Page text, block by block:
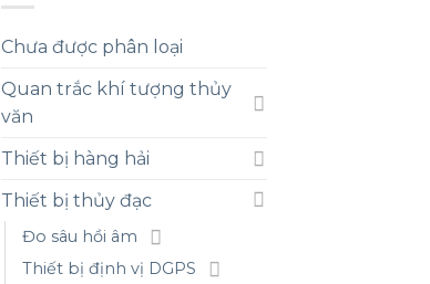
Chưa được phân loại
Quan trắc khí tượng thủy
văn
Thiết bị hàng hải
Thiết bị thủy đạc
Đo sâu hồi âm
Thiết bị định vị DGPS